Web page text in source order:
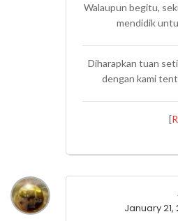
Walaupun begitu,
mendidik
Diharapkan tuan
dengan kami
[
January 21,